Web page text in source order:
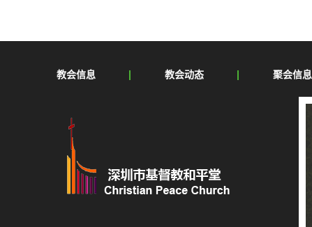
教会信息 教会动态 聚会信息